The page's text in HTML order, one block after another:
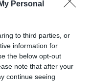
Personal
to third parties, or
information for
the below opt-out
note that after your
continue seeing